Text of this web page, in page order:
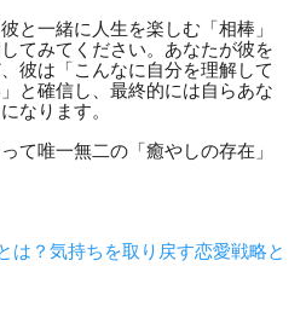
と一緒に人生を楽しむ「相棒」
てみてください。あなたが彼を
彼は「こんなに自分を理解して
と確信し、最終的には自らあな
なります。
て唯一無二の「癒やしの存在」
は？気持ちを取り戻す恋愛戦略と